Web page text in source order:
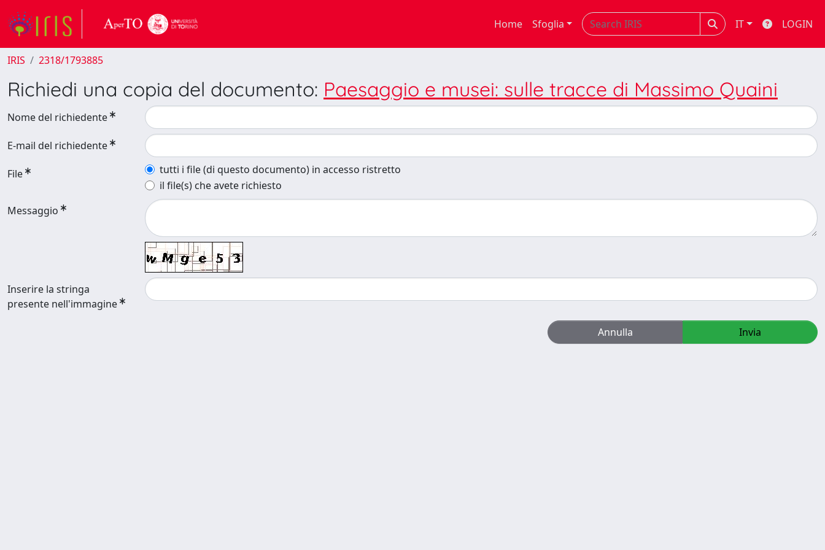
Home Sfoglia IT LOGIN
IRIS 2318/1793885
Richiedi una copia del documento: Paesaggio e musei: sulle tracce di Massimo Quaini
Nome del richiedente
E-mail del richiedente
File
tutti i file (di questo documento) in accesso ristretto
il file(s) che avete richiesto
Messaggio
Inserire la stringa
presente nell'immagine
Annulla Invia